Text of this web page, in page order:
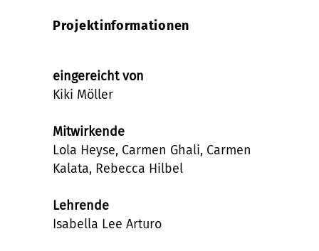
Projektinformationen
eingereicht von
Kiki Möller
Mitwirkende
Lola Heyse, Carmen Ghali, Carmen
Kalata, Rebecca Hilbel
Lehrende
Isabella Lee Arturo